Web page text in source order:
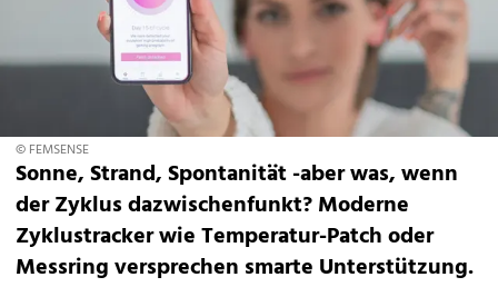
© FEMSENSE
Sonne, Strand, Spontanität -aber was, wenn
der Zyklus dazwischenfunkt? Moderne
Zyklustracker wie Temperatur-Patch oder
Messring versprechen smarte Unterstützung.